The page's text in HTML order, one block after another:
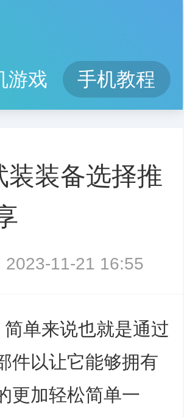
游戏 手机教程
装备选择推
2023-11-21 16:55
单来说也就是通过
件以让它能够拥有
更加轻松简单一